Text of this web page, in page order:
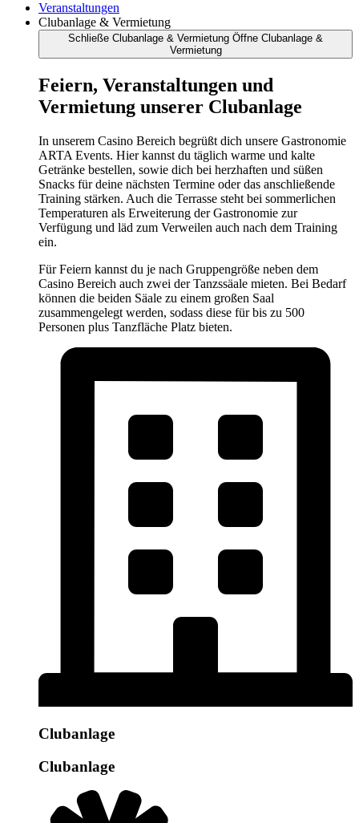
Veranstaltungen
Clubanlage & Vermietung
Schließe Clubanlage & Vermietung Öffne Clubanlage &
Vermietung
Feiern, Veranstaltungen und
Vermietung unserer Clubanlage
In unserem Casino Bereich begrüßt dich unsere Gastronomie
ARTA Events. Hier kannst du täglich warme und kalte
Getränke bestellen, sowie dich bei herzhaften und süßen
Snacks für deine nächsten Termine oder das anschließende
Training stärken. Auch die Terrasse steht bei sommerlichen
Temperaturen als Erweiterung der Gastronomie zur
Verfügung und läd zum Verweilen auch nach dem Training
ein.
Für Feiern kannst du je nach Gruppengröße neben dem
Casino Bereich auch zwei der Tanzssäale mieten. Bei Bedarf
können die beiden Säale zu einem großen Saal
zusammengelegt werden, sodass diese für bis zu 500
Personen plus Tanzfläche Platz bieten.
Clubanlage
Clubanlage